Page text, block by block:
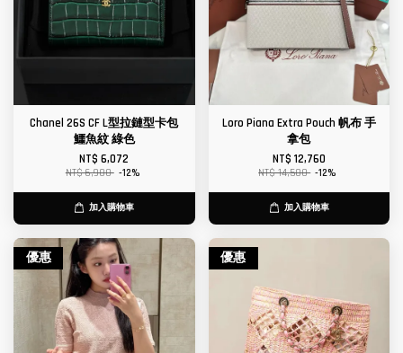
Chanel 26S CF L型拉鏈型卡包
鱷魚紋 綠色
NT$ 6,072
NT$ 6,900 -12%
加入購物車
Loro Piana Extra Pouch 帆布 手
拿包
NT$ 12,760
NT$ 14,500 -12%
加入購物車
優惠 優惠